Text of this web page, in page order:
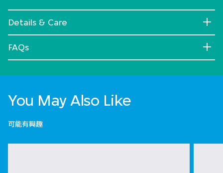
Details & Care
FAQs
You May Also Like
可能有興趣